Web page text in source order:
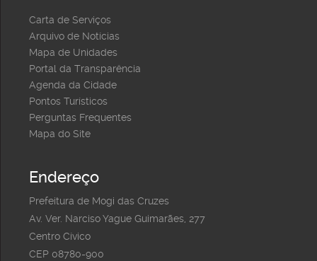
Carta de Serviços
Arquivo de Notícias
Mapa de Unidades
Portal da Transparência
Agenda da Cidade
Pontos Turísticos
Perguntas Frequentes
Mapa do Site
Endereço
Prefeitura de Mogi das Cruzes
Av. Ver. Narciso Yague Guimarães, 277
Centro Cívico
CEP 08780-900